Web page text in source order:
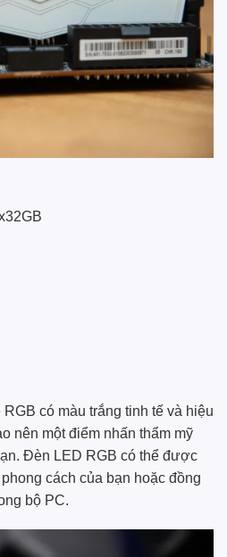
có màu trắng tinh tế và hiệu
nên một điểm nhấn thẩm mỹ
Đèn LED RGB có thể được
cách của bạn hoặc đồng
bộ PC.